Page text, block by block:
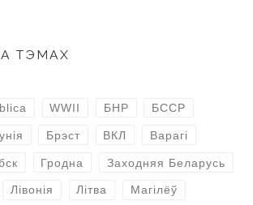
ТЭМАХ
WWII БНР БССР
Брэст ВКЛ Варагі
Гродна Заходняя Беларусь
Лівонія Літва Магілёў